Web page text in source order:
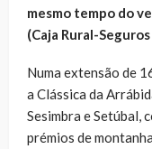
mesmo tempo do
(Caja Rural-Seguros
Numa extensão de
a Clássica da
Sesimbra e Setúbal,
prémios de